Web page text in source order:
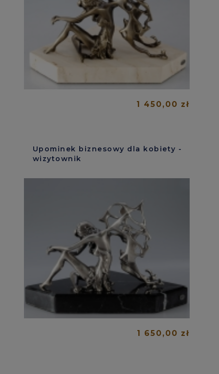
1 450,00 zł
Upominek biznesowy dla kobiety -
wizytownik
1 650,00 zł